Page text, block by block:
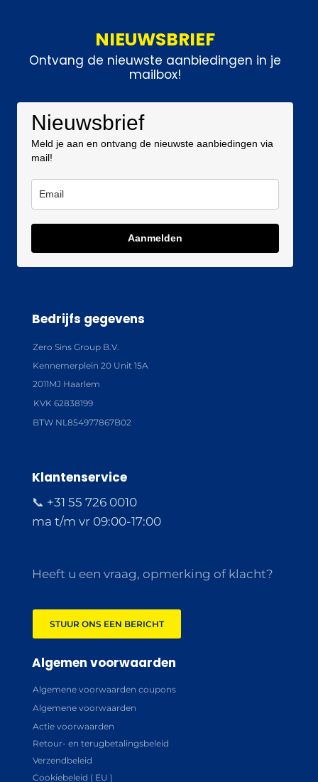
NIEUWSBRIEF
Ontvang de nieuwste aanbiedingen in je
mailbox!
Nieuwsbrief
Meld je aan en ontvang de nieuwste aanbiedingen via
mail!
Aanmelden
Bedrijfs gegevens
Zero Sins Group B.V.
Kennemerplein 20 Unit 15A
2011MJ Haarlem
KVK 62838199
BTW NL854977867B02
Klantenservice
📞 +31 55 726 0010
ma t/m vr 09:00-17:00
Heeft u een vraag, opmerking of klacht?
STUUR ONS EEN BERICHT
Algemen voorwaarden
Algemene voorwaarden coupons
Algemene voorwaarden
Actie voorwaarden
Retour- en terugbetalingsbeleid
Verzendbeleid
Cookiebeleid ( EU )